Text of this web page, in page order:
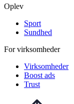
Oplev
Sport
Sundhed
For virksomheder
Virksomheder
Boost ads
Trust